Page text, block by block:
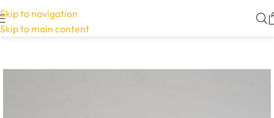
Skip to navigation
Skip to main content